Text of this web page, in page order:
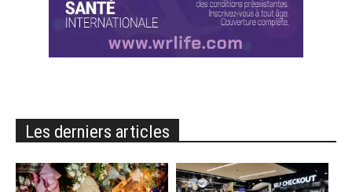
Les derniers articles